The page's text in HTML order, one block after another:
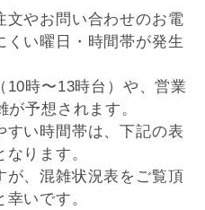
文やお問い合わせのお電
い曜日・時間帯が発生
時〜13時台）や、営業
予想されます。
すい時間帯は、下記の表
ります。
が、混雑状況表をご覧頂
いです。